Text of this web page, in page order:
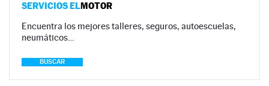
SERVICIOS ELMOTOR
Encuentra los mejores talleres, seguros, autoescuelas,
neumáticos…
BUSCAR